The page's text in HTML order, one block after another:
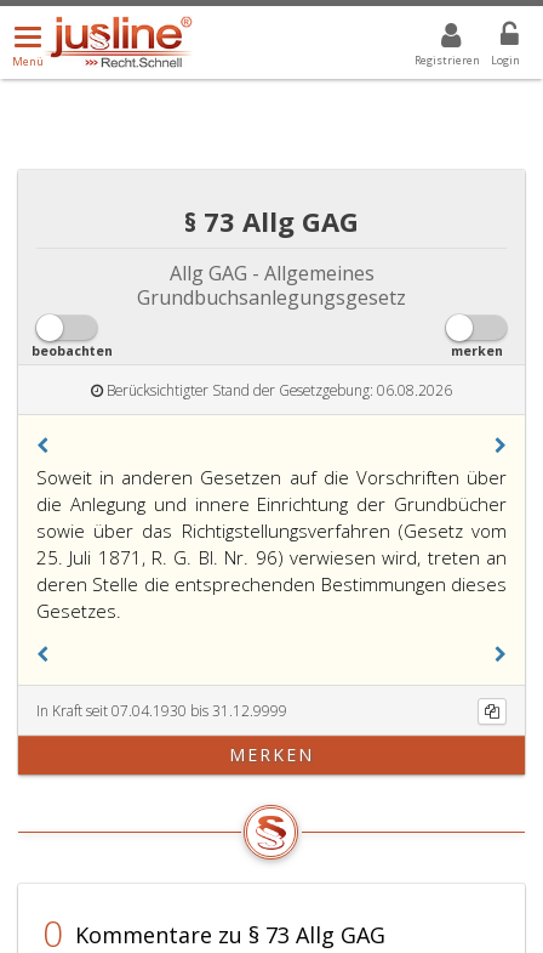
Registrieren Login
Menü
öffnen/schließen
Menü
ALLE DROPDOWN: GEWÄHLTER WERT IST ALLE
§ 73 Allg GAG
Allg GAG - Allgemeines
Grundbuchsanlegungsgesetz
beobachten merken
Berücksichtigter Stand der Gesetzgebung: 06.08.2026
Paragraph
73,
Soweit in anderen Gesetzen auf die Vorschriften über
die Anlegung und innere Einrichtung der Grundbücher
sowie über das Richtigstellungsverfahren (Gesetz vom
25. Juli 1871, R. G. Bl. Nr. 96) verwiesen wird, treten an
deren Stelle die entsprechenden Bestimmungen dieses
Gesetzes.
In Kraft seit 07.04.1930 bis 31.12.9999
MERKEN
0 Kommentare zu § 73 Allg GAG